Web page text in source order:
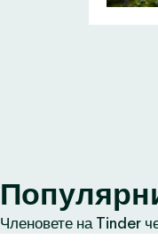
Членовете на Tinder